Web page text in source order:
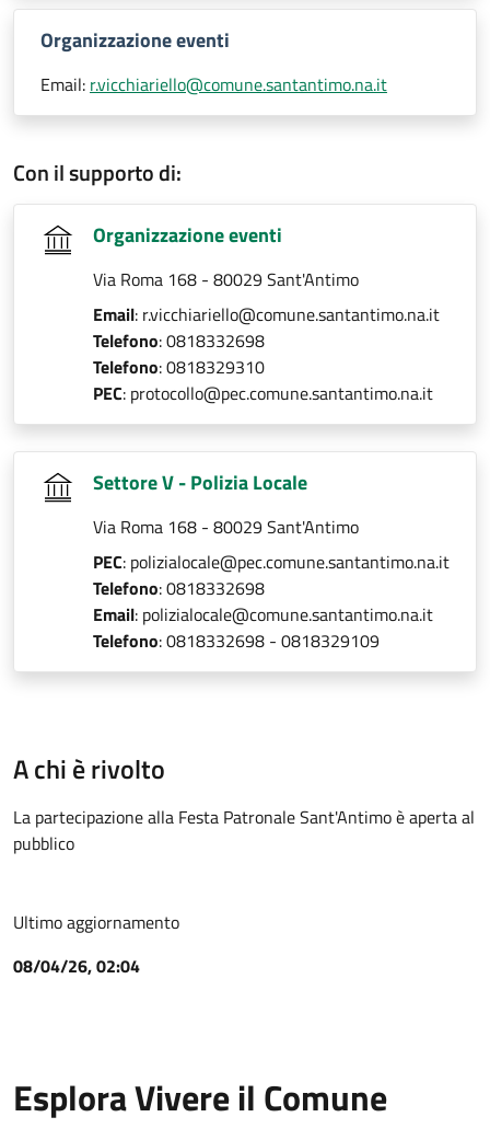
Organizzazione eventi
Email: r.vicchiariello@comune.santantimo.na.it
Con il supporto di:
Organizzazione eventi
Via Roma 168 - 80029 Sant'Antimo
Email: r.vicchiariello@comune.santantimo.na.it
Telefono: 0818332698
Telefono: 0818329310
PEC: protocollo@pec.comune.santantimo.na.it
Settore V - Polizia Locale
Via Roma 168 - 80029 Sant'Antimo
PEC: polizialocale@pec.comune.santantimo.na.it
Telefono: 0818332698
Email: polizialocale@comune.santantimo.na.it
Telefono: 0818332698 - 0818329109
A chi è rivolto
La partecipazione alla Festa Patronale Sant'Antimo è aperta al
pubblico
Ultimo aggiornamento
08/04/26, 02:04
Esplora Vivere il Comune